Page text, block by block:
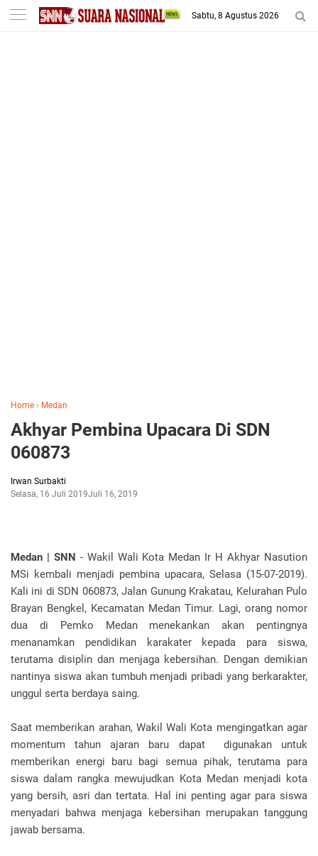
-->
Sabtu, 8 Agustus 2026
Home › Medan
Akhyar Pembina Upacara Di SDN
060873
Irwan Surbakti
Selasa, 16 Juli 2019Juli 16, 2019
Medan | SNN - Wakil Wali Kota Medan Ir H Akhyar Nasution
MSi kembali menjadi pembina upacara, Selasa (15-07-2019).
Kali ini di SDN 060873, Jalan Gunung Krakatau, Kelurahan Pulo
Brayan Bengkel, Kecamatan Medan Timur. Lagi, orang nomor
dua di Pemko Medan menekankan akan pentingnya
menanamkan pendidikan karakater kepada para siswa,
terutama disiplin dan menjaga kebersihan. Dengan demikian
nantinya siswa akan tumbuh menjadi pribadi yang berkarakter,
unggul serta berdaya saing.
Saat memberikan arahan, Wakil Wali Kota mengingatkan agar
momentum tahun ajaran baru dapat digunakan untuk
memberikan energi baru bagi semua pihak, terutama para
siswa dalam rangka mewujudkan Kota Medan menjadi kota
yang bersih, asri dan tertata. Hal ini penting agar para siswa
menyadari bahwa menjaga kebersihan merupakan tanggung
jawab bersama.